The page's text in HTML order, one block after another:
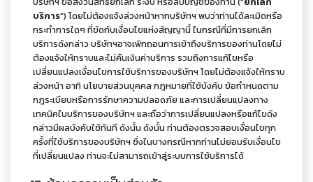
บริการ") โดยไม่ต้องแจ้งล่วงหน้าหากบริษัทฯ พบว่าท่านได้ละเมิดหรือ
กระทำการใดๆ ที่ขัดกับเงื่อนไขแห่งสัญญานี้ ในกรณีที่มีการยกเลิก
บริการดังกล่าว บริษัทฯอาจเพิกถอนการเข้าถึงบริการของท่านโดยไม่
ต้องแจ้งให้ทราบและไม่คืนเงินค่าบริการ รวมถึงการแก้ไขหรือ
เปลี่ยนแปลงเงื่อนไขการใช้บริการของบริษัทฯ โดยไม่ต้องแจ้งให้ทราบ
ล่วงหน้า อาทิ นโยบายส่วนบุคคล กฎหมายที่ใช้บังคับ ข้อกำหนดตาม
กฎระเบียบหรือการรักษาความปลอดภัย และการเปลี่ยนแปลงทาง
เทคนิคในบริการของบริษัทฯ และถือว่าการเปลี่ยนแปลงหรือแก้ไขดัง
กล่าวมีผลบังคับใช้ทันที ดังนั้น ดังนั้น ท่านต้องตรวจสอบเงื่อนไขทุก
ครั้งที่ใช้บริการของบริษัทฯ ซึ่งในบางกรณีหากท่านไม่ยอมรับเงื่อนไข
ที่เปลี่ยนแปลง ท่านจะไม่สามารถเข้าสู่ระบบการใช้บริการได้